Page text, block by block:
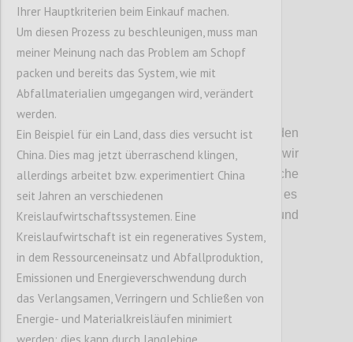
P2
Kritische Unsicherheiten:Bei den
unischeren und kritischen Faktoren
haben wir
angeregtüber diewirtschaftliche
Systemtransformation
Hier ging es
vor allem darum, in welcher
iefe und
Richtung sich diese auswirken w ird.
Ihrer Hauptkriterien beim Einkauf machen.
Um diesen Prozess zu beschleunigen, muss man
meiner Meinung nach das Problem am Schopf
packen und bereits das System, wie mit
Abfallmaterialien umgegangen wird, verändert
werden.
Ein Beispiel für ein Land, dass dies versucht ist
China. Dies mag jetzt überraschend klingen,
allerdings arbeitet bzw. experimentiert China
seit Jahren an verschiedenen
Kreislaufwirtschaftssystemen. Eine
Kreislaufwirtschaft ist ein regeneratives System,
in dem Ressourceneinsatz und Abfallproduktion,
Emissionen und Energieverschwendung durch
das Verlangsamen, Verringern und Schließen von
Energie- und Materialkreisläufen minimiert